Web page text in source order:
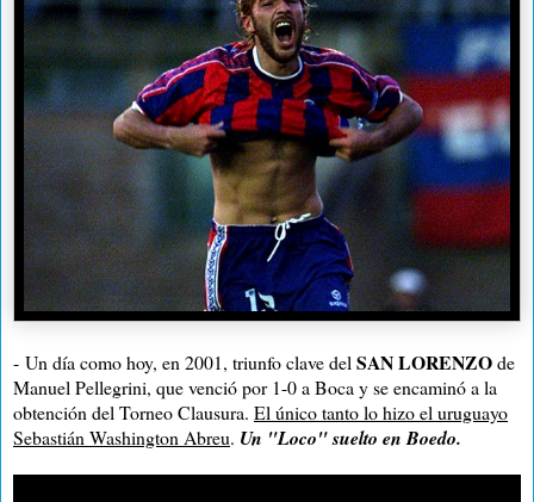
- Un día como hoy, en 2001, triunfo clave del SAN LORENZOde
Manuel Pellegrini, que venció por 1-0 a Boca y se encaminó a la
obtención del Torneo Clausura. El único tanto lo hizo el uruguayo
Sebastián Washington Abreu. Un "Loco" suelto en Boedo.